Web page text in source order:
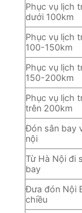
Phục vụ lịch
dưới 100km
Phục vụ lịch
100-150km
Phục vụ lịch
150-200km
Phục vụ lịch
trên 200km
Đón sân bay
nội
Từ Hà Nội đi
bay
Đưa đón Nội
chiều